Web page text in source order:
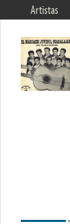
Artistas